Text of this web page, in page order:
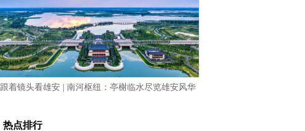
跟着镜头看雄安 | 南河枢纽：亭榭临水尽览雄安风华
热点排行